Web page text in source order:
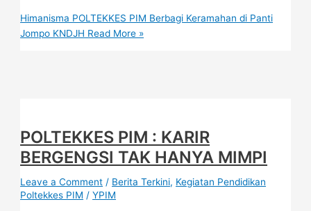
Himanisma POLTEKKES PIM Berbagi Keramahan di Panti
Jompo KNDJH Read More »
POLTEKKES PIM : KARIR
BERGENGSI TAK HANYA MIMPI
Leave a Comment / Berita Terkini, Kegiatan Pendidikan
Poltekkes PIM /YPIM